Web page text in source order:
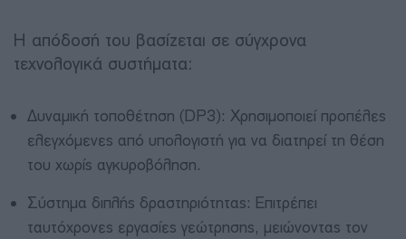
Η απόδοσή του βασίζεται σε σύγχρονα
τεχνολογικά συστήματα:
Δυναμική τοποθέτηση (DP3): Χρησιμοποιεί προπέλες
ελεγχόμενες από υπολογιστή για να διατηρεί τη θέση
του χωρίς αγκυροβόληση.
Σύστημα διπλής δραστηριότητας: Επιτρέπει
ταυτόχρονες εργασίες γεώτρησης, μειώνοντας τον